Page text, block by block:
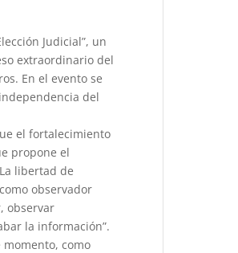
Judicial”, un
extraordinario del
En el evento se
del
el fortalecimiento
propone el
libertad de
observador
observar
la información”.
momento, como